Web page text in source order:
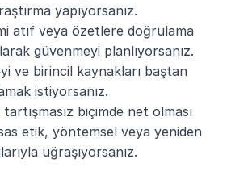
yapıyorsanız.
atıf veya özetlere doğrulama
güvenmeyi planlıyorsanız.
ve birincil kaynakları baştan
istiyorsanız.
biçimde net olması
etik, yöntemsel veya yeniden
uğraşıyorsanız.